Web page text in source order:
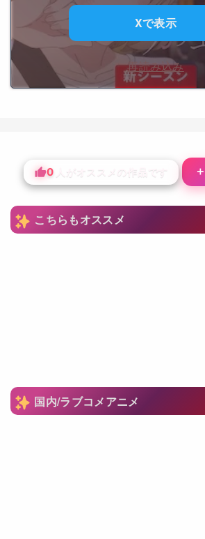
Xで表示
再読み込み
0 人がオススメの作品です ＋
こちらもオススメ
国内/ラブコメアニメ